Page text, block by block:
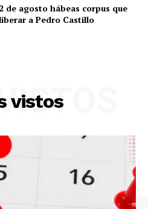
de agosto hábeas corpus que
a Pedro Castillo
vistos